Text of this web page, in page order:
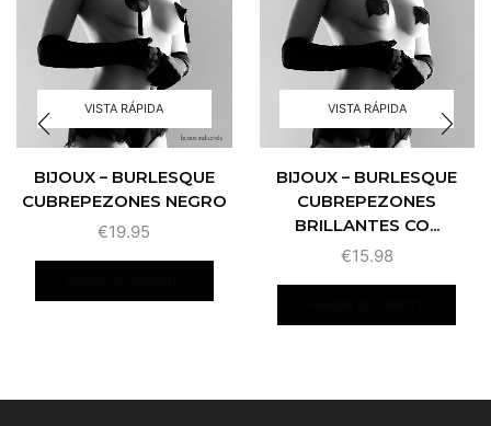
VISTA RÁPIDA
BIJOUX – BURLESQUE
CUBREPEZONES NEGRO
€19.95
VISTA RÁPIDA
BIJOUX – BURLESQUE
CUBREPEZONES
BRILLANTES CO...
€15.98